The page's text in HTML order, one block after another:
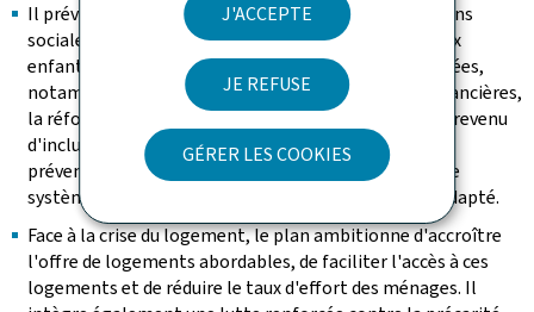
J'ACCEPTE
JE REFUSE
GÉRER LES COOKIES
Il prévoit ensuite de consolider les aides et prestations
sociales, en mettant l'accent sur un soutien accru aux
enfants et à leurs familles ainsi qu'aux personnes âgées,
notamment via l'introduction de nouvelles aides financières,
la réforme de dispositifs existants − comme celui du revenu
d'inclusion sociale et l'aide sociale − et des actions
préventives pour lutter contre le surendettement. Le
système du chèque-service accueil sera également adapté.
Face à la crise du logement, le plan ambitionne d'accroître
l'offre de logements abordables, de faciliter l'accès à ces
logements et de réduire le taux d'effort des ménages. Il